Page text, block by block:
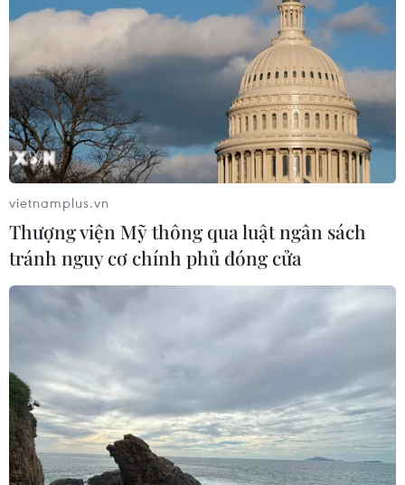
Mở rộng không gian cống hiến cho
cộng đồng người Việt Nam ở nước
ngoài
08/08/2026 11:00
Phú Thọ làm rõ sự cố y khoa khiến bé
trai 8 tuổi tử vong sau mổ ruột thừa
08/08/2026 10:28
Đà Nẵng: Hỗ trợ 700 triệu đồng cho
đồng bào nghèo xã Hùng Sơn
08/08/2026 09:58
Hiện trường vụ ghe gỗ phát
nổ trên sông Sài Gòn khiến một
người thiệt mạng
08/08/2026 09:03
vietnamplus.vn
Thượng viện Mỹ thông qua luật ngân sách
tránh nguy cơ chính phủ đóng cửa